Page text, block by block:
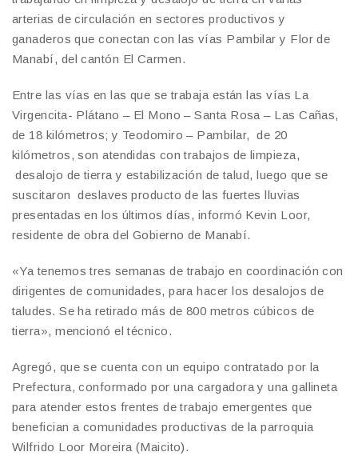
arterias de circulación en sectores productivos y
ganaderos que conectan con las vías Pambilar y Flor de
Manabí, del cantón El Carmen.
Entre las vías en las que se trabaja están las vías La
Virgencita- Plátano – El Mono – Santa Rosa – Las Cañas,
de 18 kilómetros; y Teodomiro – Pambilar, de 20
kilómetros, son atendidas con trabajos de limpieza,
desalojo de tierra y estabilización de talud, luego que se
suscitaron deslaves producto de las fuertes lluvias
presentadas en los últimos días, informó Kevin Loor,
residente de obra del Gobierno de Manabí.
«Ya tenemos tres semanas de trabajo en coordinación con
dirigentes de comunidades, para hacer los desalojos de
taludes. Se ha retirado más de 800 metros cúbicos de
tierra», mencionó el técnico.
Agregó, que se cuenta con un equipo contratado por la
Prefectura, conformado por una cargadora y una gallineta
para atender estos frentes de trabajo emergentes que
benefician a comunidades productivas de la parroquia
Wilfrido Loor Moreira (Maicito).